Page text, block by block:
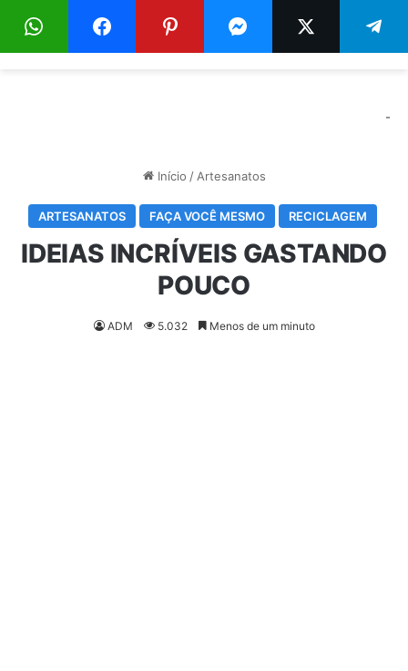
Menu
-
Início / Artesanatos
ARTESANATOS FAÇA VOCÊ MESMO RECICLAGEM
IDEIAS INCRÍVEIS GASTANDO
POUCO
ADM 5.032 Menos de um minuto